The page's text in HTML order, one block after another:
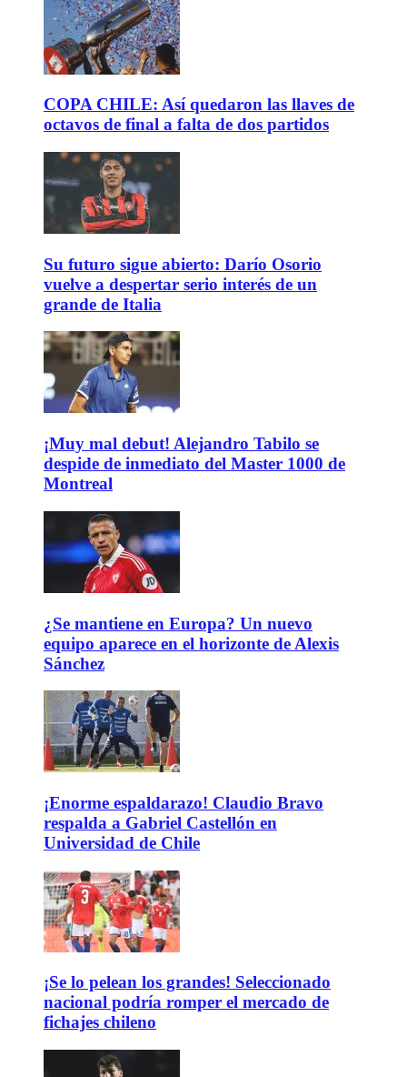
COPA CHILE: Así quedaron las llaves de
octavos de final a falta de dos partidos
Su futuro sigue abierto: Darío Osorio
vuelve a despertar serio interés de un
grande de Italia
¡Muy mal debut! Alejandro Tabilo se
despide de inmediato del Master 1000 de
Montreal
¿Se mantiene en Europa? Un nuevo
equipo aparece en el horizonte de Alexis
Sánchez
¡Enorme espaldarazo! Claudio Bravo
respalda a Gabriel Castellón en
Universidad de Chile
¡Se lo pelean los grandes! Seleccionado
nacional podría romper el mercado de
fichajes chileno